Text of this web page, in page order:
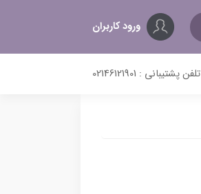
ورود کاربران
تلفن پشتیبانی : 02146121901